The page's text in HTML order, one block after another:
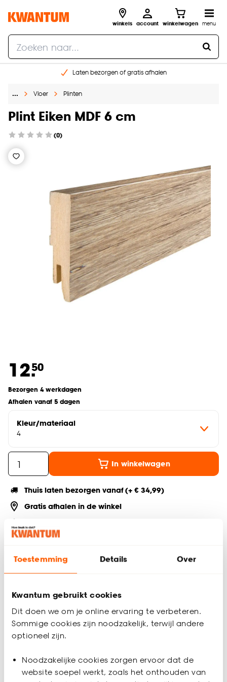
Toestemming Details Over
Kwantum gebruikt cookies
Dit doen we om je online ervaring te verbeteren.
Sommige cookies zijn noodzakelijk, terwijl andere
optioneel zijn.
Noodzakelijke cookies zorgen ervoor dat de
website soepel werkt, zoals het onthouden van
winkels account winkelwagen menu
Laten bezorgen of gratis afhalen
Gratis raam advies en opmeten aan huis
… Vloer Plinten
Plint Eiken MDF 6 cm
(0)
12.50
Bezorgen 4 werkdagen
Afhalen vanaf 5 dagen
Kleur/materiaal
4
In winkelwagen
Thuis laten bezorgen vanaf (+ € 34,99)
Gratis afhalen in de winkel
Productomschrijving
Eikenhouten plint van MDF. Lengte: 240 cm. Dikte: 1.3 cm.
Hoogte: 6 cm. Kleur: eiken.
Productspecificaties
Artikelnummer 0128529